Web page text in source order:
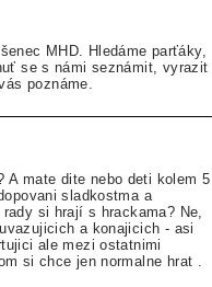
MHD. Hledáme parťáky,
se s námi seznámit, vyrazit
poznáme.
A mate dite nebo deti kolem 5
sladkostma a
si hrají s hrackama? Ne,
a konajicich - asi
ale mezi ostatnimi
si chce jen normalne hrat .